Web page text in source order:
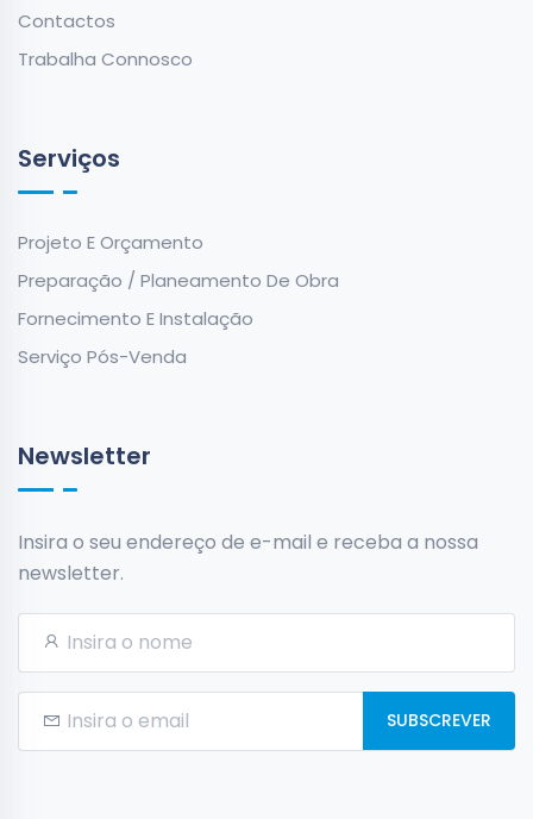
Contactos
Trabalha Connosco
Serviços
Projeto E Orçamento
Preparação / Planeamento De Obra
Fornecimento E Instalação
Serviço Pós-Venda
Newsletter
Insira o seu endereço de e-mail e receba a nossa
newsletter.
SUBSCREVER